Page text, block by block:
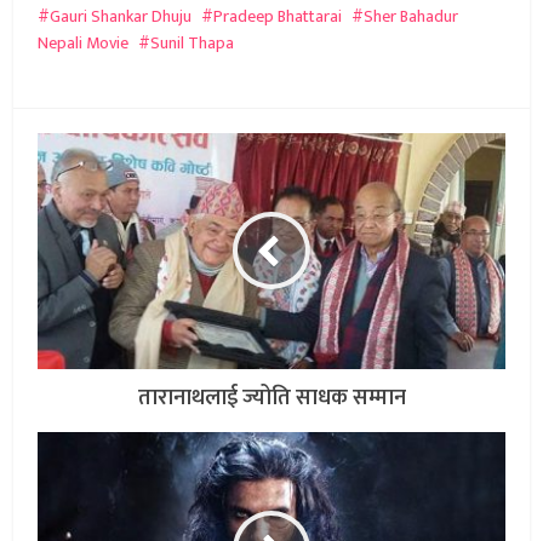
Gauri Shankar Dhuju Pradeep Bhattarai
Sher Bahadur
Nepali Movie
Sunil Thapa
तारानाथलाई ज्योति साधक सम्मान